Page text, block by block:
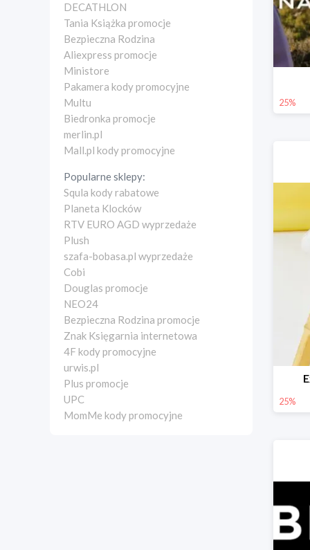
DECATHLON
Tania Książka promocje
Bezpieczna Rodzina
Aliexpress promocje
Ministore
Pakamera kody promocyjne
Multu
Biedronka promocje
merlin.pl
Mall.pl kody promocyjne
Popularne sklepy:
Squla kody rabatowe
Planeta Klocków
RTV EURO AGD wyprzedaże
Plush
szafa-bobasa.pl wyprzedaże
Cobi
Douglas promocje
NEO24
Bezpieczna Rodzina promocje
Znak Księgarnia internetowa
4F kody promocyjne
urwis.pl
Plus promocje
UPC
MomMe kody promocyjne
25%
25%